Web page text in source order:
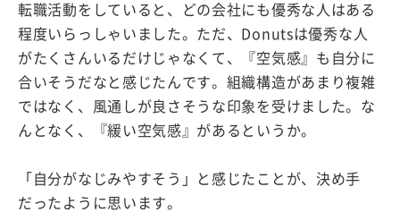
転職活動をしていると、どの会社にも優秀な人はある
程度いらっしゃいました。ただ、Donutsは優秀な人
がたくさんいるだけじゃなくて、『空気感』も自分に
合いそうだなと感じたんです。組織構造があまり複雑
ではなく、風通しが良さそうな印象を受けました。な
んとなく、『緩い空気感』があるというか。
「自分がなじみやすそう」と感じたことが、決め手
だったように思います。